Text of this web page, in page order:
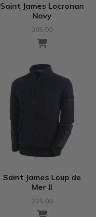
Saint James Locronan
Navy
205.00
Saint James Loup de
Mer II
215.00